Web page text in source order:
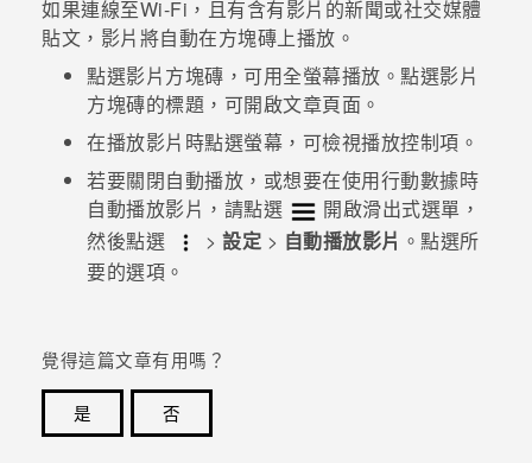
優惠專區
焦點訊息
校園專案
企業採購
銷售門市
銷售通路
支援服務
VIVELAND
如果連線至Wi-Fi ，且有含有影片的新聞或社交媒體
貼文，影片將自動在方塊磚上播放。
點選影片方塊磚，可用全螢幕播放。點選影片
方塊磚的標題，可開啟文章頁面。
在播放影片時點選螢幕，可檢視播放控制項。
若要關閉自動播放，或想要在使用行動數據時
自動播放影片，請點選
開啟滑出式選單，
然後點選
> 設定 > 自動播放影片 。點選所
要的選項。
覺得這篇文章有用嗎？
是
否